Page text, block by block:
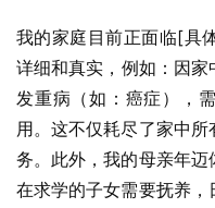
我的家庭目前正面临[具
详细和真实，例如：因
发重病（如：癌症），
用。这不仅耗尽了家中
务。此外，我的母亲年
在求学的子女需要抚养